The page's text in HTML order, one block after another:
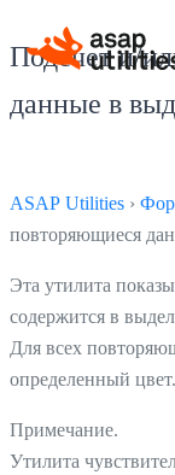
Подсчет и/
данные в
ASAP Utilities ›
повторяющиеся
Эта утилита
содержится в
Для всех
определенный цвет.
Примечание.
Утилита